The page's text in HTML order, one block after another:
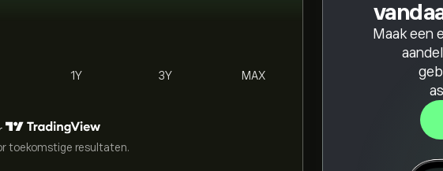
Maak een
1Y 3Y MAX
toekomstige resultaten.